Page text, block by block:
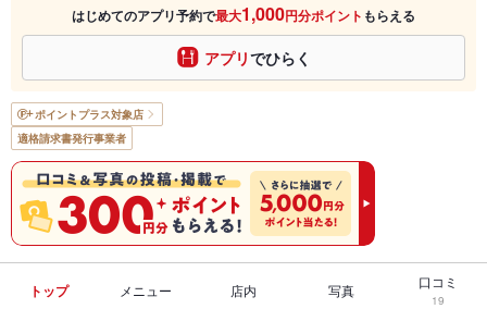
はじめてのアプリ予約で最大1,000円分ポイント もらえる
アプリでひらく
ポイントプラス対象店
適格請求書発行事業者
トップ メニュー 店内 写真 口コミ
19